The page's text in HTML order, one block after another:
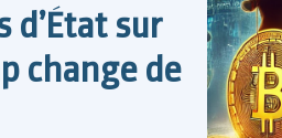
d’État sur
change de